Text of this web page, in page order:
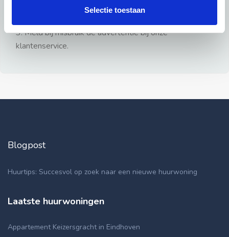
Selectie toestaan
3: Meld bij misbruik de advertentie bij onze
klantenservice.
Blogpost
Huurtips: Succesvol op zoek naar een nieuwe huurwoning
Laatste huurwoningen
Appartement Keizersgracht in Eindhoven